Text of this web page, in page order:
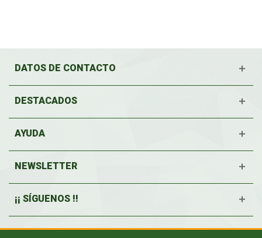
DATOS DE CONTACTO
DESTACADOS
AYUDA
NEWSLETTER
¡¡ SÍGUENOS !!